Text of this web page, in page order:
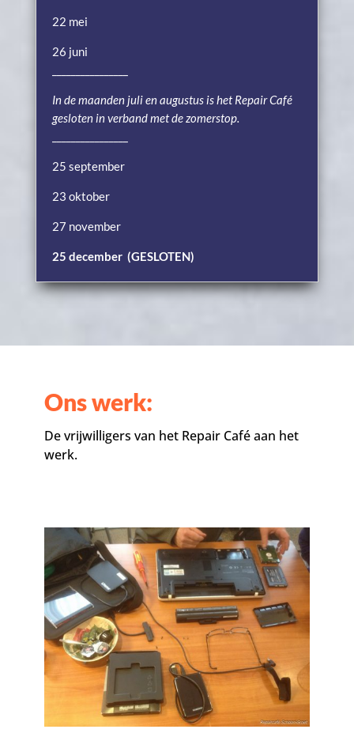
22 mei
26 juni
In de maanden juli en augustus is het Repair Café
gesloten in verband met de zomerstop.
25 september
23 oktober
27 november
25 december (GESLOTEN)
Ons werk:
De vrijwilligers van het Repair Café aan het
werk.